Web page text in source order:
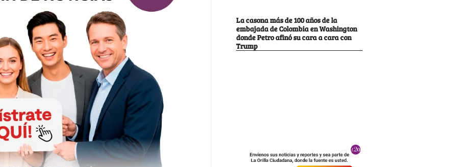
La casona más de 100 años de la
embajada de Colombia en Washington
donde Petro afinó su cara a cara con
Trump